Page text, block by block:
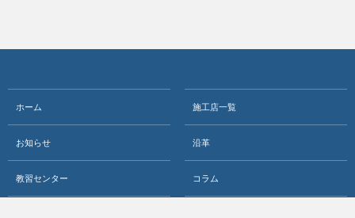
ホーム 施工店一覧
お知らせ 沿革
教習センター コラム